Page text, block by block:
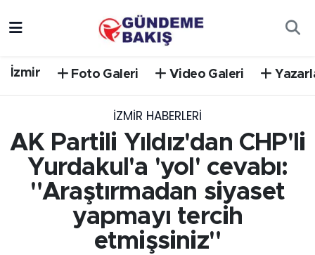
İzmir Foto Galeri Video Galeri
İZMIR HABERLERI
AK Partili Yıldız'dan CHP'li
Yurdakul'a 'yol' cevabı:
"Araştırmadan siyaset
yapmayı tercih
etmişsiniz"
EGE
EĞİTİM
EKONOMİ
Trafik Durumu
Süper Lig Puan Durumu ve Fikstür
Tüm Manşetler
Son Dakika Haberleri